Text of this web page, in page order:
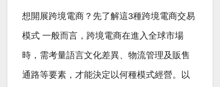
想開展跨境電商？先了解這3種跨境電商交易
模式 一般而言，跨境電商在進入全球市場
時，需考量語言文化差異、物流管理及販售
通路等要素，才能決定以何種模式經營。以